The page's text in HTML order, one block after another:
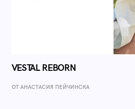
VESTAL REBORN
ОТ AНАСТАСИЯ ПЕЙЧИНСКА